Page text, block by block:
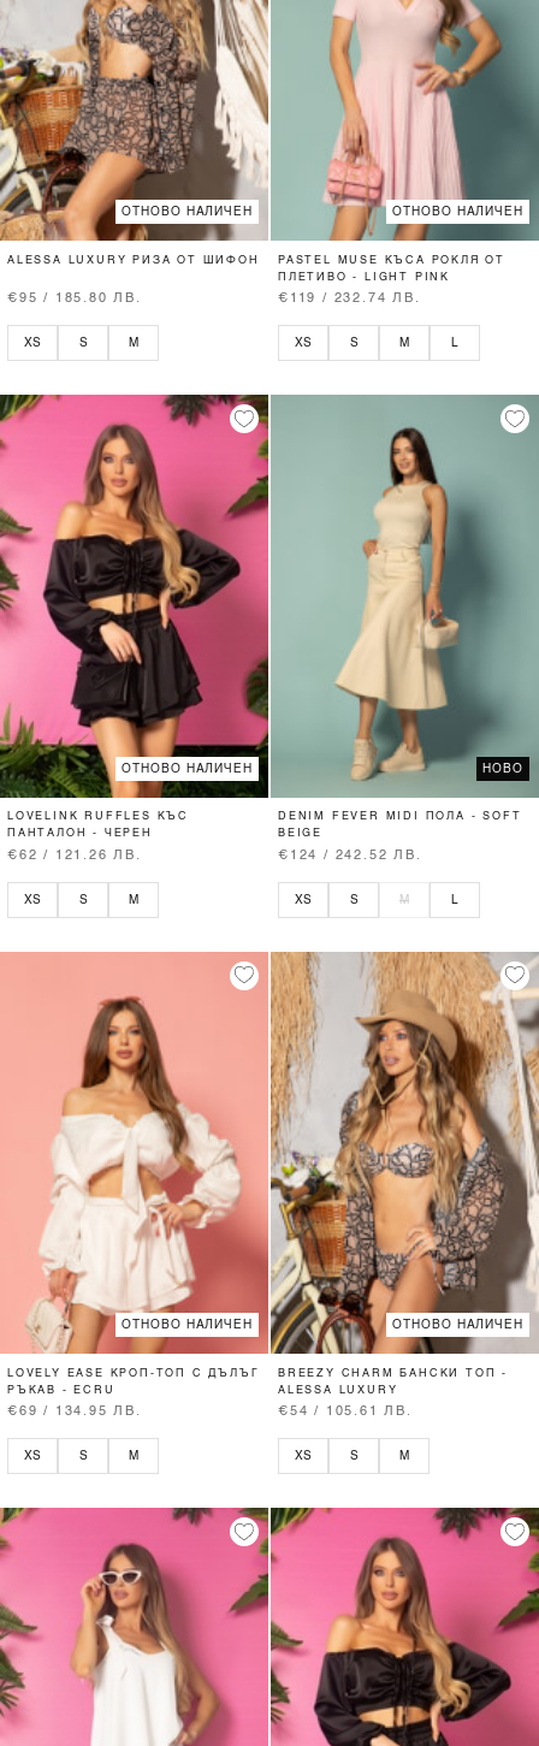
ОТНОВО НАЛИЧЕН
ALESSA LUXURY РИЗА ОТ ШИФОН
€95 / 185.80 ЛВ.
XS S M
ОТНОВО НАЛИЧЕН
PASTEL MUSE КЪСА РОКЛЯ ОТ
ПЛЕТИВО - LIGHT PINK
€119 / 232.74 ЛВ.
XS S M L
ОТНОВО НАЛИЧЕН
LOVELINK RUFFLES КЪС
ПАНТАЛОН - ЧЕРЕН
€62 / 121.26 ЛВ.
XS S M
НОВО
DENIM FEVER MIDI ПОЛА - SOFT
BEIGE
€124 / 242.52 ЛВ.
XS S M
ОТНОВО НАЛИЧЕН
LOVELY EASE КРОП-ТОП С ДЪЛЪГ
РЪКАВ - ECRU
€69 / 134.95 ЛВ.
XS S M
ОТНОВО НАЛИЧЕН
BREEZY CHARM БАНСКИ ТОП -
ALESSA LUXURY
€54 / 105.61 ЛВ.
XS S M